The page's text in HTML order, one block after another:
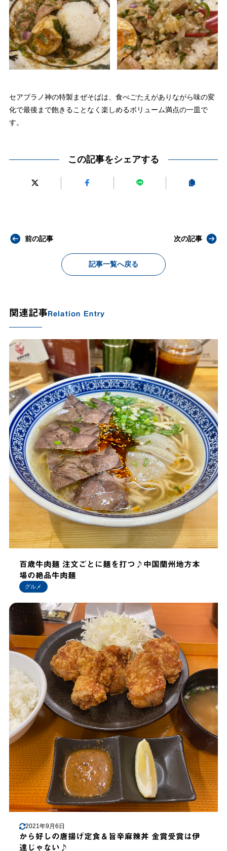
セアブラノ神の特製まぜそばは、食べごたえがありながら味の変
化で最後まで飽きることなく楽しめるボリューム満点の一皿で
す。
この記事をシェアする
前の記事
記事一覧へ戻る
次の記事
関連記事Relation Entry
百歳牛肉麺 注文ごとに麺を打つ♪中国蘭州地方本
場の絶品牛肉麺
グルメ
2021年9月6日
から好しの唐揚げ定食＆旨辛麻辣丼 金賞受賞は伊
達じゃない♪